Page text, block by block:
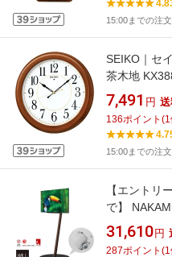
15:00までの注
SEIKO｜セ
茶木地
7,491 円
136ポイント (1
15:00までの注
【エントリ
で】
レビスタン
ット
31,610 円
287ポイント (1